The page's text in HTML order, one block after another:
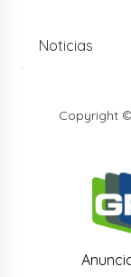
Noticias
Copyright ©